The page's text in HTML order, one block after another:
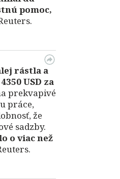
pomoc,
rástla a
USD za
prekvapivé
práce,
že
sadzby.
o viac než